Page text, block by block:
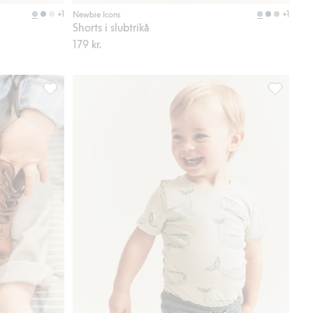
+1 Newbie Icons +1
Shorts i slubtrikå
179 kr.
Lära-gå sko Edsbro, Lägg till i favoriter